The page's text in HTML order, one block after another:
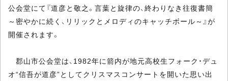
公会堂にて『道彦と敬之。言葉と旋律の、終わりなき往復書簡
～密やかに続く、リリックとメロディのキャッチボール～』が
開催されます。
郡山市公会堂は、1982年に箭内が地元高校生フォーク・デュ
オ“信吾が道彦”としてクリスマスコンサートを開いた思い出